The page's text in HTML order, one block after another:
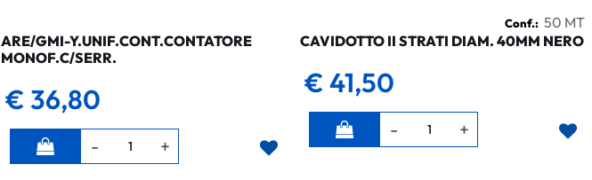
ARE/GMI-Y.UNIF.CONT.CONTATORE
MONOF.C/SERR.
€ 36,80
Quantità
Conf.: 50 MT
CAVIDOTTO II STRATI DIAM. 40MM NERO
€ 41,50
Quantità